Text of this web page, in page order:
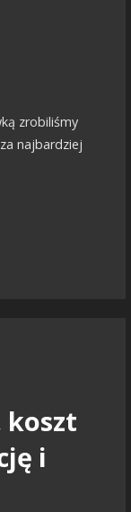
zrobiliśmy
najbardziej
koszt
i